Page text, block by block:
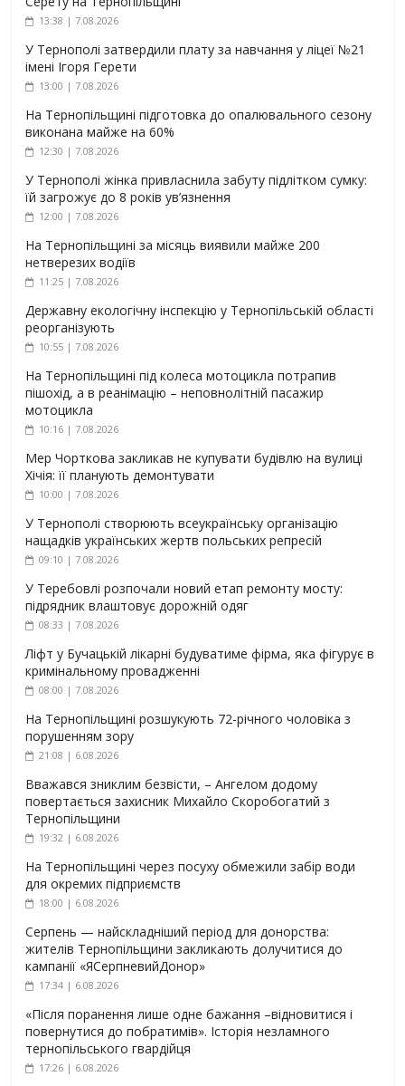
13:38 | 7.08.2026
У Тернополі затвердили плату за навчання у ліцеї №21
імені Ігоря Герети
13:00 | 7.08.2026
На Тернопільщині підготовка до опалювального сезону
виконана майже на 60%
12:30 | 7.08.2026
У Тернополі жінка привласнила забуту підлітком сумку:
їй загрожує до 8 років ув’язнення
12:00 | 7.08.2026
На Тернопільщині за місяць виявили майже 200
нетверезих водіїв
11:25 | 7.08.2026
Державну екологічну інспекцію у Тернопільській області
реорганізують
10:55 | 7.08.2026
На Тернопільщині під колеса мотоцикла потрапив
пішохід, а в реанімацію – неповнолітній пасажир
мотоцикла
10:16 | 7.08.2026
Мер Чорткова закликав не купувати будівлю на вулиці
Хічія: її планують демонтувати
10:00 | 7.08.2026
У Тернополі створюють всеукраїнську організацію
нащадків українських жертв польських репресій
09:10 | 7.08.2026
У Теребовлі розпочали новий етап ремонту мосту:
підрядник влаштовує дорожній одяг
08:33 | 7.08.2026
Ліфт у Бучацькій лікарні будуватиме фірма, яка фігурує в
кримінальному провадженні
08:00 | 7.08.2026
На Тернопільщині розшукують 72-річного чоловіка з
порушенням зору
21:08 | 6.08.2026
Вважався зниклим безвісти, – Ангелом додому
повертається захисник Михайло Скоробогатий з
Тернопільщини
19:32 | 6.08.2026
На Тернопільщині через посуху обмежили забір води
для окремих підприємств
18:00 | 6.08.2026
Серпень — найскладніший період для донорства:
жителів Тернопільщини закликають долучитися до
кампанії «ЯСерпневийДонор»
17:34 | 6.08.2026
«Після поранення лише одне бажання –відновитися і
повернутися до побратимів». Історія незламного
тернопільського гвардійця
17:26 | 6.08.2026